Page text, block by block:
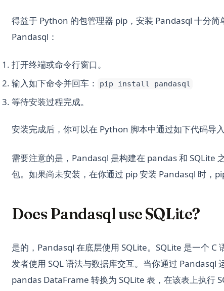
得益于 Python 的包管理器 pip，安装 Pandasql 十分
Pandasql：
打开终端或命令行窗口。
输入如下命令并回车：
pip install pandasql
等待安装过程完成。
安装完成后，你可以在 Python 脚本中通过如下代码导
需要注意的是，Pandasql 是构建在 pandas 和 SQLite
包。如果尚未安装，在你通过 pip 安装 Pandasql 时，
Does Pandasql use SQLite?
是的，Pandasql 在底层使用 SQLite。SQLite 是一个 C
发者使用 SQL 语法与数据库交互。当你通过 Pandasql
pandas DataFrame 转换为 SQLite 表，在该表上执行